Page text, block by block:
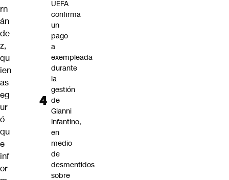
rn
án
de
z,
qu
ien
as
eg
ur
ó
qu
e
inf
or
UEFA
confirma
un
pago
a
exempleada
durante
la
gestión
de
Gianni
Infantino,
en
medio
de
desmentidos
sobre